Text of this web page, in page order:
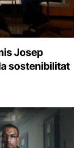
Josep
sostenibilitat